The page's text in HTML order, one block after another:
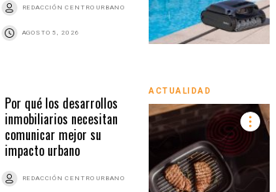
REDACCIÓN CENTRO URBANO
AGOSTO 5, 2026
Por qué los desarrollos
inmobiliarios necesitan
comunicar mejor su
impacto urbano
REDACCIÓN CENTRO URBANO
ACTUALIDAD